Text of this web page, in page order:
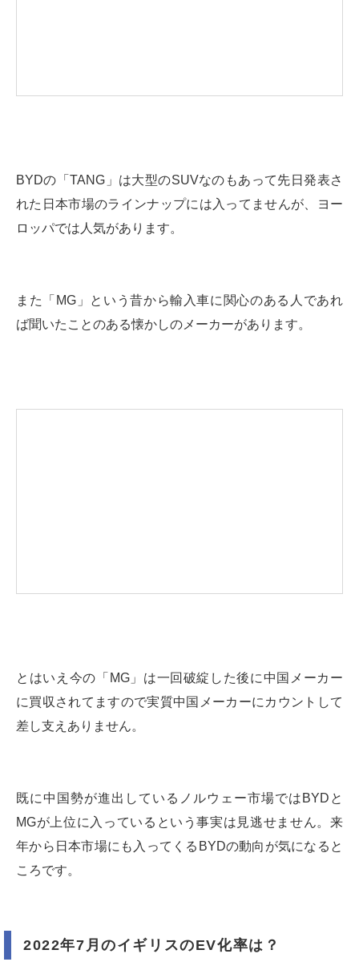
BYDの「TANG」は大型のSUVなのもあって先日発表さ
れた日本市場のラインナップには入ってませんが、ヨー
ロッパでは人気があります。
また「MG」という昔から輸入車に関心のある人であれ
ば聞いたことのある懐かしのメーカーがあります。
とはいえ今の「MG」は一回破綻した後に中国メーカー
に買収されてますので実質中国メーカーにカウントして
差し支えありません。
既に中国勢が進出しているノルウェー市場ではBYDと
MGが上位に入っているという事実は見逃せません。来
年から日本市場にも入ってくるBYDの動向が気になると
ころです。
2022年7月のイギリスのEV化率は？